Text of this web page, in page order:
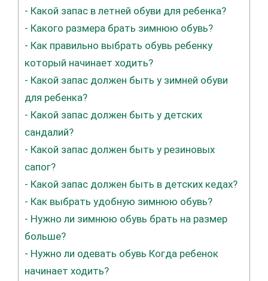
- Какой запас в летней обуви для ребенка?
- Какого размера брать зимнюю обувь?
- Как правильно выбрать обувь ребенку
который начинает ходить?
- Какой запас должен быть у зимней обуви
для ребенка?
- Какой запас должен быть у детских
сандалий?
- Какой запас должен быть у резиновых
сапог?
- Какой запас должен быть в детских кедах?
- Как выбрать удобную зимнюю обувь?
- Нужно ли зимнюю обувь брать на размер
больше?
- Нужно ли одевать обувь Когда ребенок
начинает ходить?